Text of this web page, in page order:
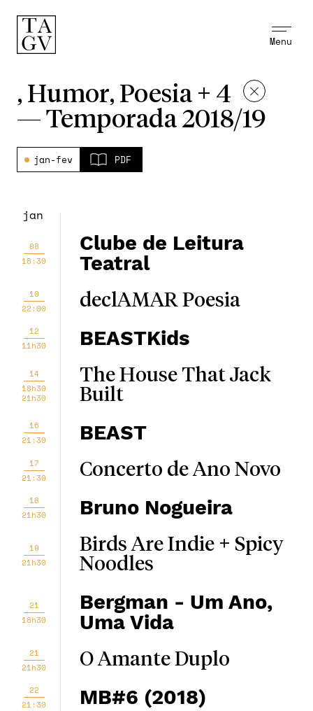
Menu
, Humor, Poesia + 4
— Temporada 2018/19
jan-fev PDF
jan
08
18:30
Clube de Leitura
Teatral
10
22:00
declAMAR Poesia
12
11h30
BEASTKids
14
18h30
21h30
The House That Jack
Built
16
21:30
BEAST
17
21:30
Concerto de Ano Novo
18
21h30
Bruno Nogueira
19
21h30
Birds Are Indie + Spicy
Noodles
21
18h30
Bergman - Um Ano,
Uma Vida
21
21h30
O Amante Duplo
22
21:30
MB#6 (2018)